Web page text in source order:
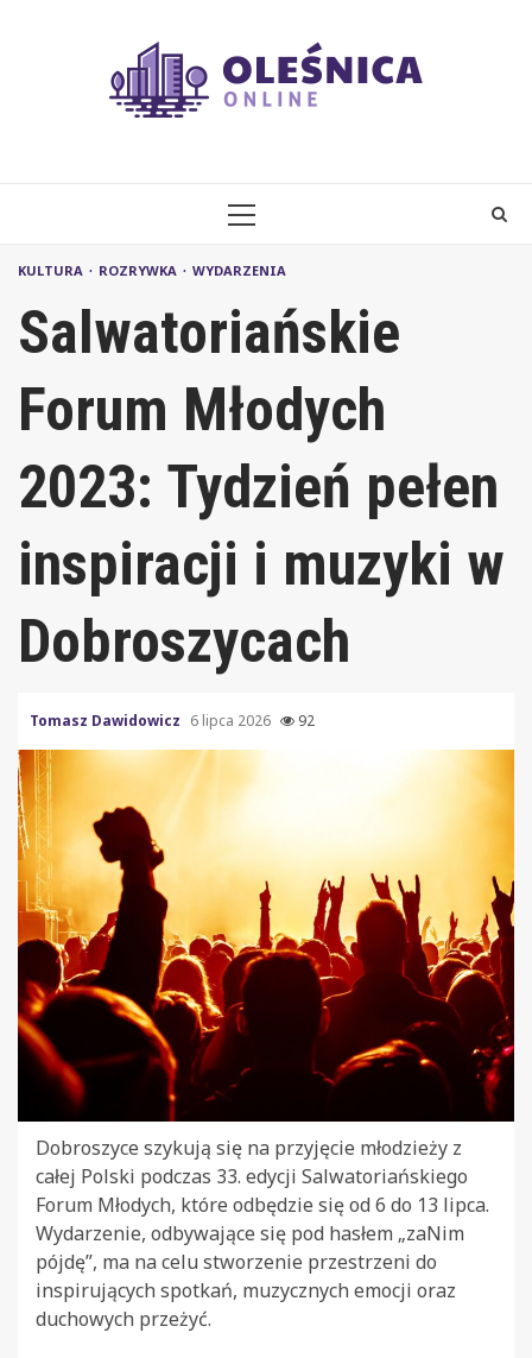
PRIMARY
KULTURA ROZRYWKA WYDARZENIA
Salwatoriańskie
Forum Młodych
2023: Tydzień pełen
inspiracji i muzyki w
Dobroszycach
Tomasz Dawidowicz 6 lipca 2026 92
Dobroszyce szykują się na przyjęcie młodzieży z
całej Polski podczas 33. edycji Salwatoriańskiego
Forum Młodych, które odbędzie się od 6 do 13 lipca.
Wydarzenie, odbywające się pod hasłem „zaNim
pójdę”, ma na celu stworzenie przestrzeni do
inspirujących spotkań, muzycznych emocji oraz
duchowych przeżyć.